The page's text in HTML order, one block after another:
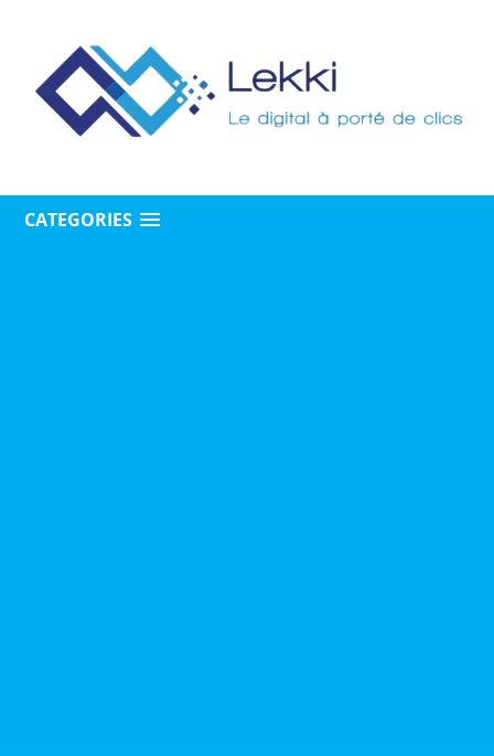
CATEGORIES